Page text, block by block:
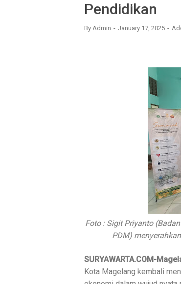
Pendidikan
By Admin January 17, 2025
Foto : Sigit Priyanto
PDM)
SURYAWARTA.COM-
Kota Magelang kembali